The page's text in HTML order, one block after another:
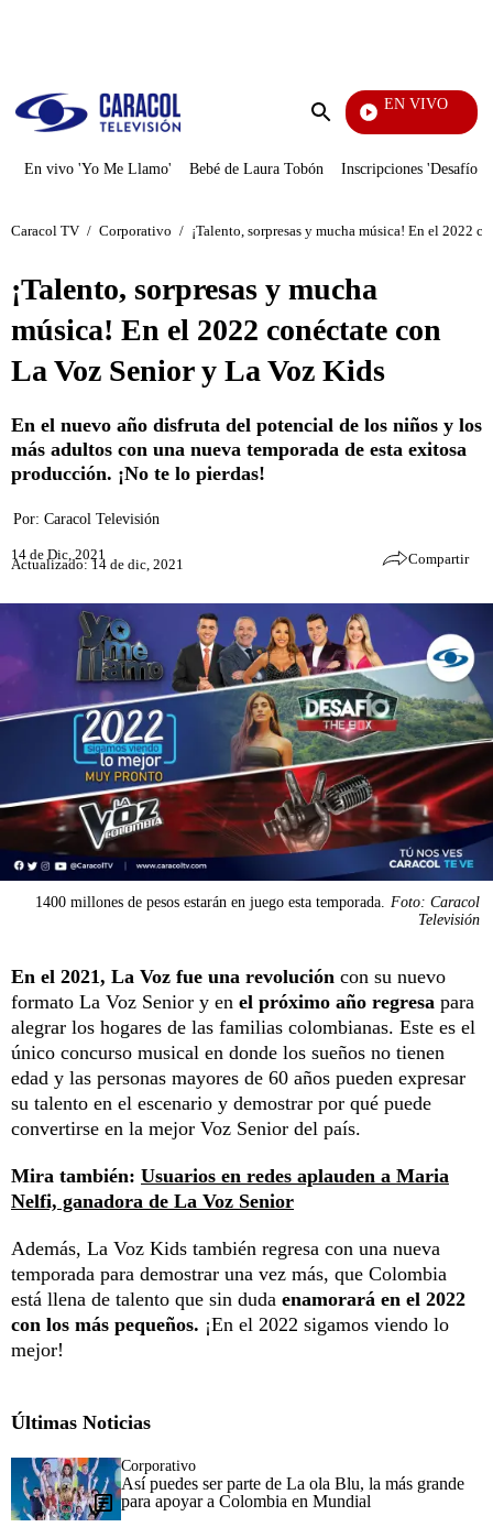
Enviar
EN VIVO
En vivo 'Yo Me Llamo' Bebé de Laura Tobón Inscripciones 'Desafío'
Caracol TV / Corporativo / ¡Talento, sorpresas y mucha música! En el 2022
¡Talento, sorpresas y mucha
música! En el 2022 conéctate con
La Voz Senior y La Voz Kids
En el nuevo año disfruta del potencial de los niños y los
más adultos con una nueva temporada de esta exitosa
producción. ¡No te lo pierdas!
Por: Caracol Televisión
14 de Dic, 2021
Actualizado: 14 de dic, 2021 Compartir
1400 millones de pesos estarán en juego esta temporada.
Foto: Caracol
Televisión
En el 2021, La Voz fue una revolución con su nuevo
formato La Voz Senior y en el próximo año regresa para
alegrar los hogares de las familias colombianas. Este es el
único concurso musical en donde los sueños no tienen
edad y las personas mayores de 60 años pueden expresar
su talento en el escenario y demostrar por qué puede
convertirse en la mejor Voz Senior del país.
Mira también: Usuarios en redes aplauden a Maria
Nelfi, ganadora de La Voz Senior
Además, La Voz Kids también regresa con una nueva
temporada para demostrar una vez más, que Colombia
está llena de talento que sin duda enamorará en el 2022
con los más pequeños. ¡En el 2022 sigamos viendo lo
mejor!
Últimas Noticias
Corporativo
Así puedes ser parte de La ola Blu, la más grande
para apoyar a Colombia en Mundial